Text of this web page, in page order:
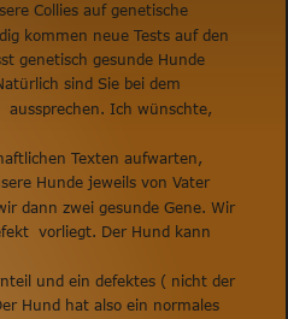
Collies auf genetische
kommen neue Tests auf den
genetisch gesunde Hunde
sind Sie bei dem
aussprechen. Ich wünschte,
Texten aufwarten,
Hunde jeweils von Vater
dann zwei gesunde Gene. Wir
vorliegt. Der Hund kann
und ein defektes ( nicht der
Hund hat also ein normales